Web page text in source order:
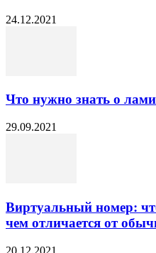
24.12.2021
Что нужно знать о
29.09.2021
Виртуальный номер:
чем отличается от
20.12.2021